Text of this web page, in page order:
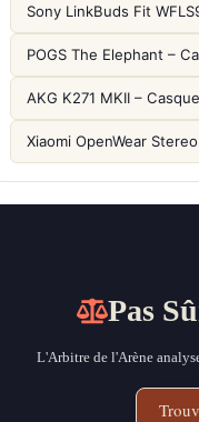
Pas
L'Arbitre de l'Arène